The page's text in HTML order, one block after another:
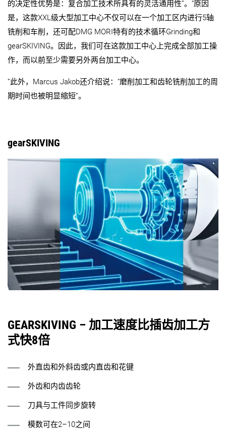
的决定性优势是：复合加工技术所具有的灵活通用性”。“原因
是，这款XXL级大型加工中心不仅可以在一个加工区内进行5轴
铣削和车削，还可配DMG MORI特有的技术循环Grinding和
gearSKIVING。因此，我们可在这款加工中心上完成全部加工操
作，而以前至少需要另外两台加工中心。
”此外，Marcus Jakob还介绍说：“磨削加工和齿轮铣削加工的周
期时间也被明显缩短”。
gearSKIVING
GEARSKIVING – 加工速度比插齿加工方
式快8倍
外直齿和外斜齿或内直齿和花键
外齿和内齿齿轮
刀具与工件同步旋转
模数可在2–10之间